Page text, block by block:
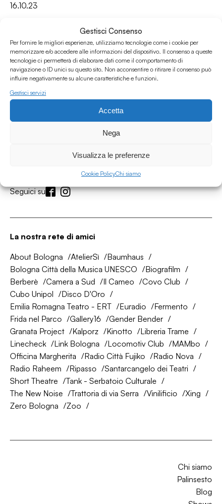
Gestisci Consenso
Per fornire le migliori esperienze, utilizziamo tecnologie come i cookie per
memorizzare e/o accedere alle informazioni del dispositivo. Il consenso a queste
tecnologie ci permetterà di elaborare dati come il comportamento di
navigazione o ID unici su questo sito. Non acconsentire o ritirare il consenso può
influire negativamente su alcune caratteristiche e funzioni.
Gestisci servizi
Accetta
Nega
Visualizza le preferenze
Cookie PolicyChi siamo
16.10.23
Associazione Culturale Humus
IVA: IT03691751204
Seguici su
La nostra rete di amici
About Bologna AtelierSì
Baumhaus
Bologna Città della Musica UNESCO
Biografilm
Berberè
Camera a Sud Il Cameo
Covo Club
Cubo Unipol
Disco D'Oro
Emilia Romagna Teatro - ERT
Euradio
Fermento
Frida nel Parco
Gallery16
Gender Bender
Granata Project
Kalporz Kinotto
Libreria Trame
Linecheck
Link Bologna Locomotiv Club
MAMbo
Officina Margherita
Radio Città Fujiko
Radio Nova
Radio Raheem
Ripasso
Santarcangelo dei Teatri
Short Theatre
Tank - Serbatoio Culturale
The New Noise
Trattoria di via Serra Vinilificio
Xing
Zero Bologna
Zoo
Chi siamo
Palinsesto
Blog